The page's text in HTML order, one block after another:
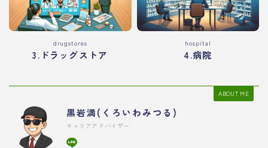
drugstores
3.ドラッグストア
hospital
4.病院
ABOUT ME
黒岩満(くろいわみつる)
キャリアアドバイザー